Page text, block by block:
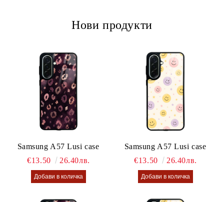
Нови продукти
Samsung A57 Lusi case
€13.50
26.40лв.
Samsung A57 Lusi case
€13.50
26.40лв.